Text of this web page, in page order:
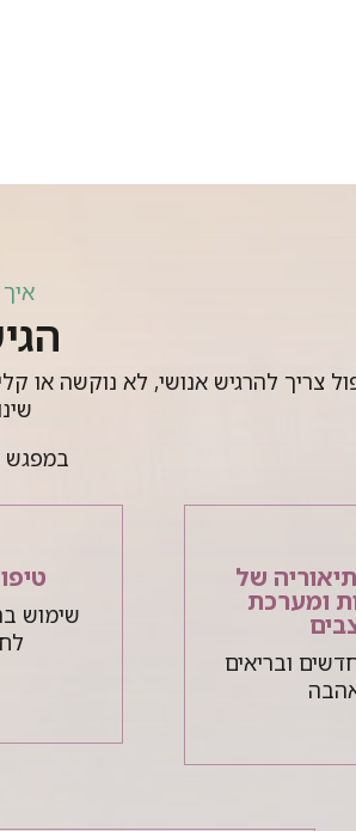
צריך להרגיש אנושי, לא נוקשה או
במפגש
שימוש
של
ומערכת
ובריאים